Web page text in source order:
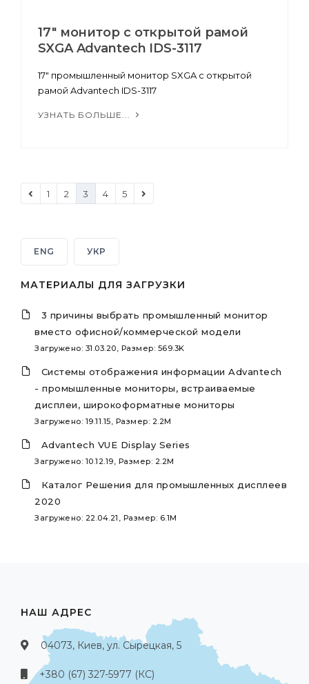
17" монитор с открытой рамой
SXGA Advantech IDS-3117
17" промышленный монитор SXGA с открытой
рамой Advantech IDS-3117
УЗНАТЬ БОЛЬШЕ...
1 2 3 4 5
ENG УКР
МАТЕРИАЛЫ ДЛЯ ЗАГРУЗКИ
3 причины выбрать промышленный монитор
вместо офисной/коммерческой модели
Загружено: 31.03.20, Размер: 569.3K
Системы отображения информации Advantech
- промышленные мониторы, встраиваемые
дисплеи, широкоформатные мониторы
Загружено: 19.11.15, Размер: 2.2M
Advantech VUE Display Series
Загружено: 10.12.19, Размер: 2.2M
Каталог Решения для промышленных дисплеев
2020
Загружено: 22.04.21, Размер: 6.1M
НАШ АДРЕС
04073, Киев, ул. Сырецкая, 5
+380 (67) 327-5977 (КС)